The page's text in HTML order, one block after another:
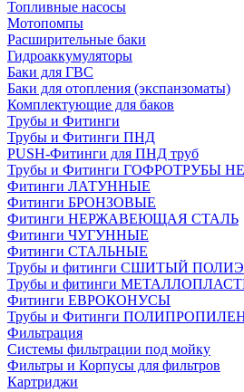
Топливные насосы
Мотопомпы
Расширительные баки
Гидроаккумуляторы
Баки для ГВС
Баки для отопления (экспанзоматы)
Комплектующие для баков
Трубы и Фитинги
Трубы и Фитинги ПНД
PUSH-Фитинги для ПНД труб
Трубы и Фитинги ГОФРОТРУБЫ
Фитинги ЛАТУННЫЕ
Фитинги БРОНЗОВЫЕ
Фитинги НЕРЖАВЕЮЩАЯ СТАЛЬ
Фитинги ЧУГУННЫЕ
Фитинги СТАЛЬНЫЕ
Трубы и фитинги СШИТЫЙ
Трубы и фитинги
Фитинги ЕВРОКОНУСЫ
Трубы и Фитинги
Фильтрация
Системы фильтрации под мойку
Фильтры и Корпусы для фильтров
Картриджи